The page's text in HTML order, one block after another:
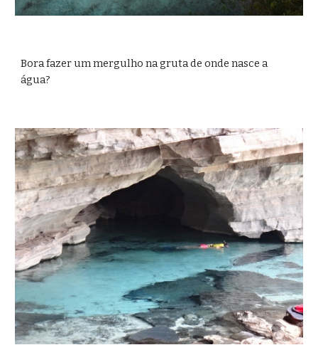
Bora fazer um mergulho na gruta de onde nasce a
água?